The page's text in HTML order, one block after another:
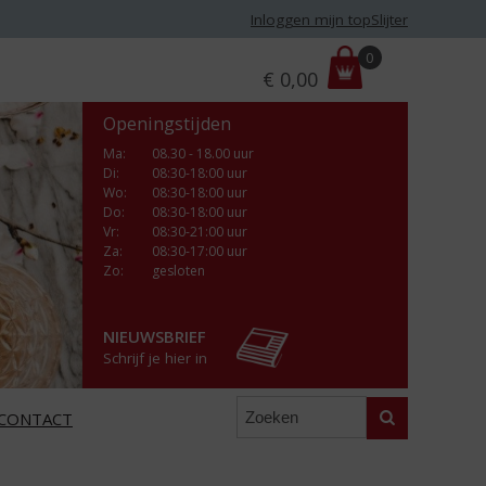
Inloggen mijn topSlijter
r
i
€ 0,00
0
Openingstijden
Ma:
08.30 - 18.00 uur
Di:
08:30-18:00 uur
Wo:
08:30-18:00 uur
Do:
08:30-18:00 uur
Vr:
08:30-21:00 uur
Za:
08:30-17:00 uur
Zo:
gesloten
NIEUWSBRIEF
Schrijf je hier in
Zoeken